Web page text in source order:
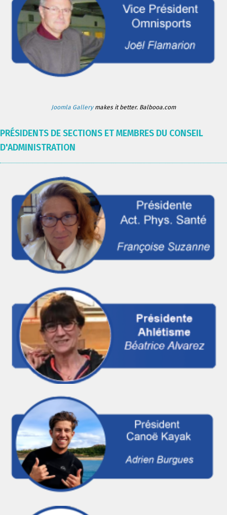
Joomla Gallerymakes it better. Balbooa.com
PRÉSIDENTS DE SECTIONS ET MEMBRES DU CONSEIL
D'ADMINISTRATION